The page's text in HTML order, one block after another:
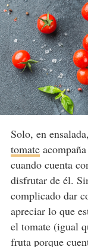
Solo, en
tomate
cuando cuenta
disfrutar de él.
complicado dar
apreciar lo que
el tomate (igual
fruta porque